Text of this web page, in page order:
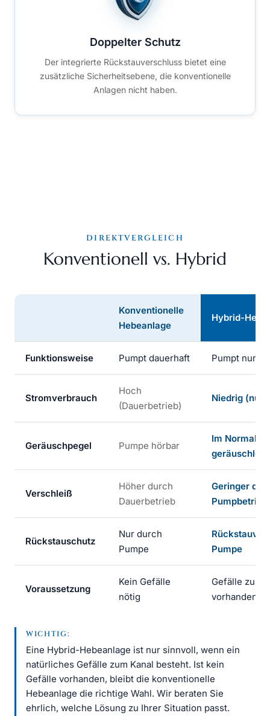
Doppelter Schutz
Der integrierte Rückstauverschluss bietet eine
zusätzliche Sicherheitsebene, die konventionelle
Anlagen nicht haben.
DIREKTVERGLEICH
Konventionell vs. Hybrid
Konventionelle
Hebeanlage
Hybrid-
Funktionsweise Pumpt dauerhaft Pumpt nur
Stromverbrauch
Hoch
(Dauerbetrieb)
Niedrig (nur
Geräuschpegel Pumpe hörbar
Im
geräuschlos
Verschleiß
Höher durch
Dauerbetrieb
Geringer
Pumpbetrieb
Rückstauschutz
Nur durch
Pumpe
Pumpe
Voraussetzung
Kein Gefälle
nötig
Gefälle zum
vorhanden
WICHTIG:
Eine Hybrid-Hebeanlage ist nur sinnvoll, wenn ein
natürliches Gefälle zum Kanal besteht. Ist kein
Gefälle vorhanden, bleibt die konventionelle
Hebeanlage die richtige Wahl. Wir beraten Sie
ehrlich, welche Lösung zu Ihrer Situation passt.